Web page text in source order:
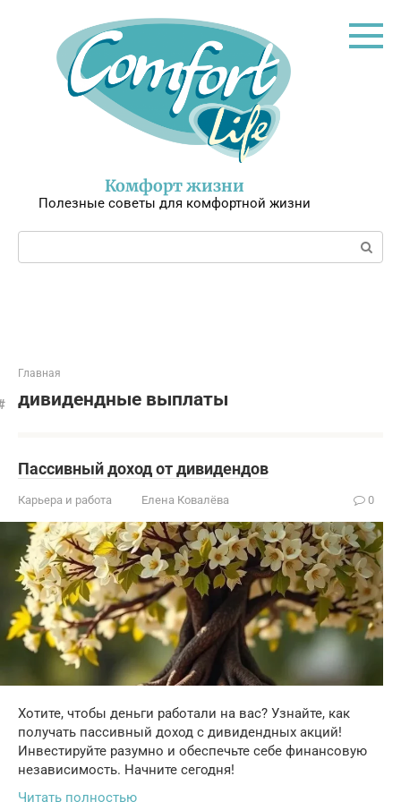
Комфорт жизни
Полезные советы для комфортной жизни
Поиск:
Главная
дивидендные выплаты
Пассивный доход от дивидендов
Карьера и работа Елена Ковалёва 0
Хотите, чтобы деньги работали на вас? Узнайте, как
получать пассивный доход с дивидендных акций!
Инвестируйте разумно и обеспечьте себе финансовую
независимость. Начните сегодня!
Читать полностью